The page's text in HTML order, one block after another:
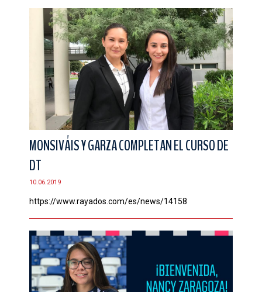
MONSIVÁIS Y GARZA COMPLETAN EL CURSO DE
DT
10.06.2019
https://www.rayados.com/es/news/14158